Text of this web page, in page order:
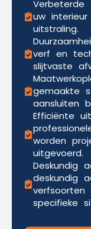
Verbeterde
uw
uitstraling.
verf en
slijtvaste
gemaakte
aansluiten
Efficiënte
worden
uitgevoerd.
Deskundig
deskundig
specifieke